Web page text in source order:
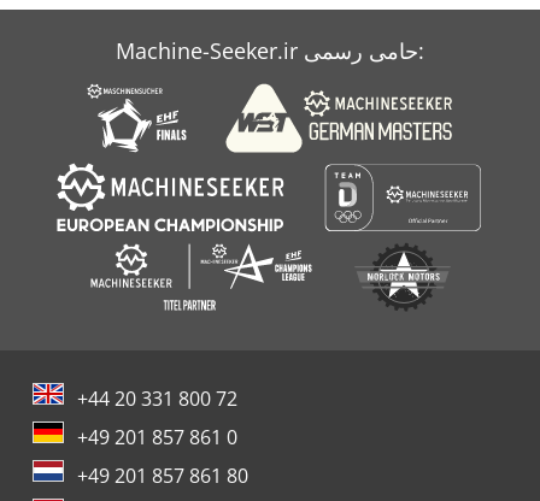
Machine-Seeker.ir حامی رسمی:
+44 20 331 800 72
+49 201 857 861 0
+49 201 857 861 80